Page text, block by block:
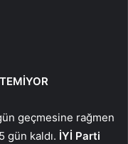
geçmesine rağmen
gün kaldı. İYİ Parti